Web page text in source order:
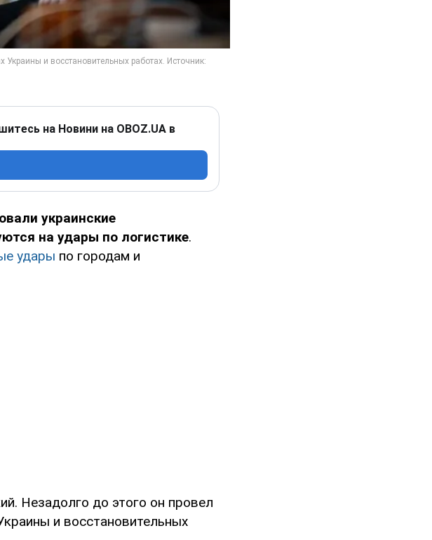
на Новини на OBOZ.UA в
украинские
на удары по логистике.
удары по городам и
Незадолго до этого он провел
и восстановительных